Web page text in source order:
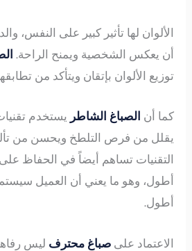
الألوان لها تأثير كبير على النفس،
أن يعكس الشخصية ويمنح الراحة.
توزيع الألوان بإتقان ويتأكد من
كما أن الصباغ الشاطر يستخدم
يقلل من فرص التلطخ ويحسن من
التقنيات تساهم أيضاً في الحفاظ
أطول، وهو ما يعني أن العميل
أطول.
الاعتماد علىصباغ محترف ليس